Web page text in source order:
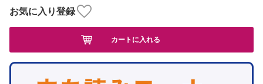
お気に入り登録
カートに入れる